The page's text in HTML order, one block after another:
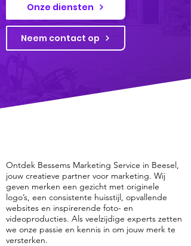
Onze diensten
Neem contact op
Ontdek Bessems Marketing Service in Beesel,
jouw creatieve partner voor marketing. Wij
geven merken een gezicht met originele
logo’s, een consistente huisstijl, opvallende
websites en inspirerende foto- en
videoproducties. Als veelzijdige experts zetten
we onze passie en kennis in om jouw merk te
versterken.